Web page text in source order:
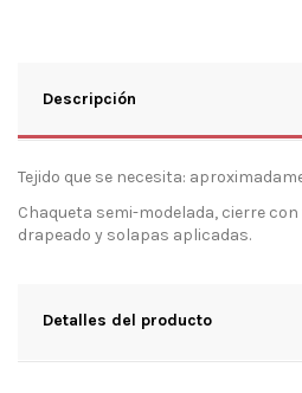
Descripción
Tejido que se necesita:
Chaqueta semi-modelada, cierre
drapeado y solapas aplicadas.
Detalles del producto